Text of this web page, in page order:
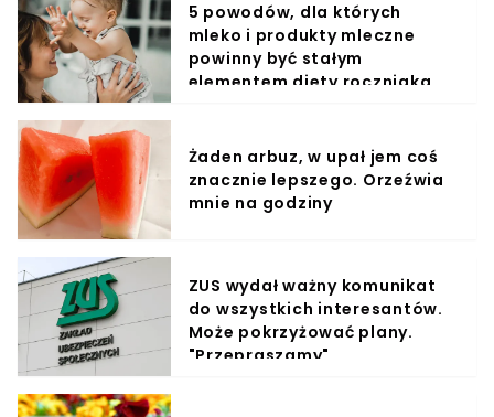
5 powodów, dla których
mleko i produkty mleczne
powinny być stałym
elementem diety roczniaka
Żaden arbuz, w upał jem coś
znacznie lepszego. Orzeźwia
mnie na godziny
ZUS wydał ważny komunikat
do wszystkich interesantów.
Może pokrzyżować plany.
"Przepraszamy"